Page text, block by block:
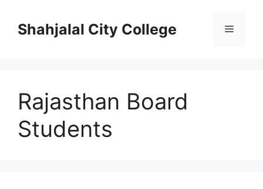
Shahjalal City College Menu
Rajasthan Board
Students